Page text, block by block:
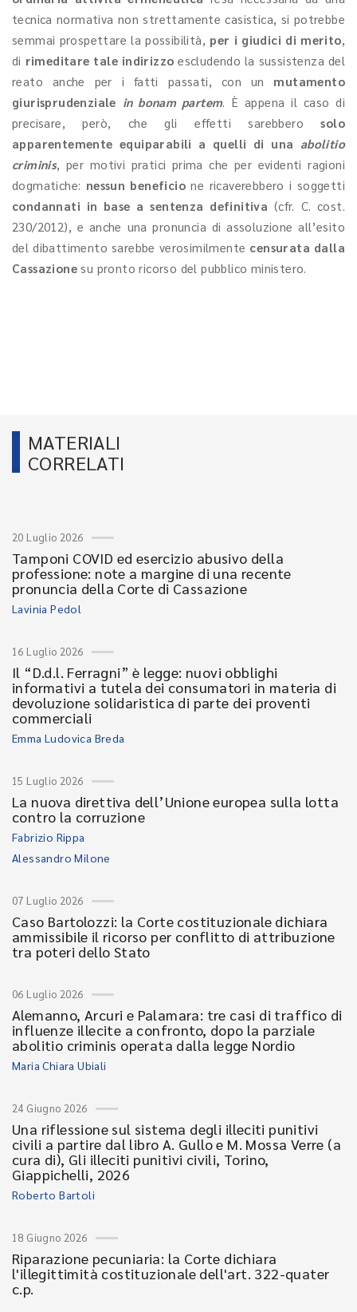
tecnica normativa non strettamente casistica, si potrebbe
semmai prospettare la possibilità, per i giudici di merito,
di rimeditare tale indirizzo escludendo la sussistenza del
reato anche per i fatti passati, con un mutamento
giurisprudenziale in bonam partem. È appena il caso di
precisare, però, che gli effetti sarebberosolo
apparentemente equiparabili a quelli di una abolitio
criminis, per motivi pratici prima che per evidenti ragioni
dogmatiche: nessun beneficio ne ricaverebbero i soggetti
condannati in base a sentenza definitiva (cfr. C. cost.
230/2012), e anche una pronuncia di assoluzione all’esito
del dibattimento sarebbe verosimilmente censurata dalla
Cassazione su pronto ricorso del pubblico ministero.
MATERIALI
CORRELATI
20 Luglio 2026
Tamponi COVID ed esercizio abusivo della
professione: note a margine di una recente
pronuncia della Corte di Cassazione
Lavinia Pedol
16 Luglio 2026
Il “D.d.l. Ferragni” è legge: nuovi obblighi
informativi a tutela dei consumatori in materia di
devoluzione solidaristica di parte dei proventi
commerciali
Emma Ludovica Breda
15 Luglio 2026
La nuova direttiva dell’Unione europea sulla lotta
contro la corruzione
Fabrizio Rippa
Alessandro Milone
07 Luglio 2026
Caso Bartolozzi: la Corte costituzionale dichiara
ammissibile il ricorso per conflitto di attribuzione
tra poteri dello Stato
06 Luglio 2026
Alemanno, Arcuri e Palamara: tre casi di traffico di
influenze illecite a confronto, dopo la parziale
abolitio criminis operata dalla legge Nordio
Maria Chiara Ubiali
24 Giugno 2026
Una riflessione sul sistema degli illeciti punitivi
civili a partire dal libro A. Gullo e M. Mossa Verre (a
cura di), Gli illeciti punitivi civili, Torino,
Giappichelli, 2026
Roberto Bartoli
18 Giugno 2026
Riparazione pecuniaria: la Corte dichiara
l'illegittimità costituzionale dell'art. 322-quater
c.p.